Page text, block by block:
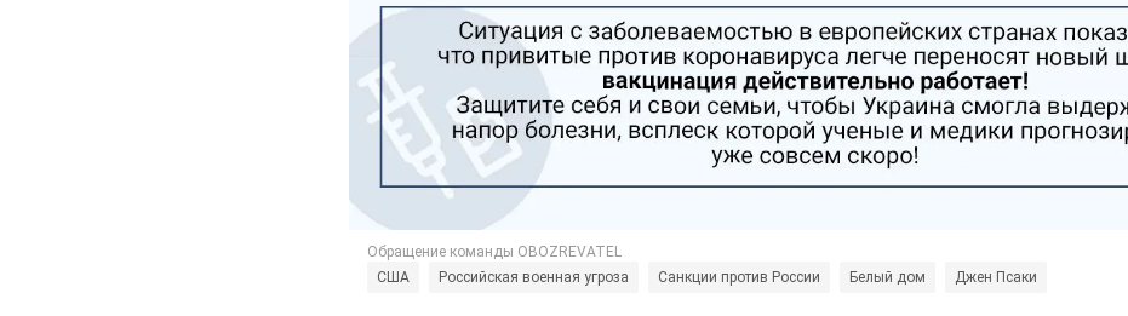
США Российская военная угроза Санкции против России Белый дом Джен Псаки